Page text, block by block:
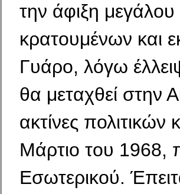
την άφιξη
κρατουμένων και
Γυάρο, λόγω
θα μεταχθεί στην
ακτίνες
Μάρτιο του
Εσωτερικού.